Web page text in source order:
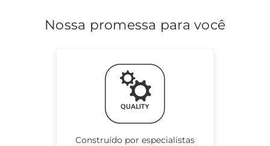
Nossa promessa para você
Construído por especialistas